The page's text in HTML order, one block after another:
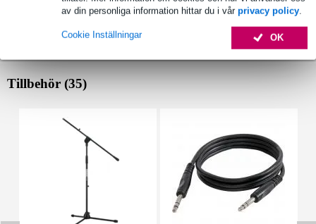
av din personliga information hittar du i vår privacy policy.
OK
Cookie Inställningar
varmt analogt delay med tejpkaraktär funktioner: delay-mix,
Tillbehör (35)